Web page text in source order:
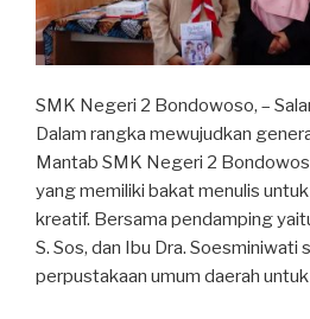
SMK Negeri 2 Bondowoso, –
Dalam rangka mewujudkan
Mantab SMK Negeri 2
yang memiliki bakat menulis
kreatif. Bersama pendamping
S. Sos, dan Ibu Dra. Soesminiwati
perpustakaan umum daerah